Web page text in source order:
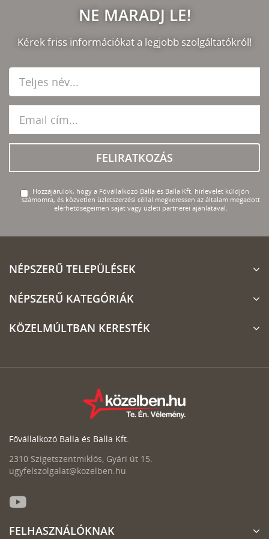
NE MARADJ LE!
Kérek friss információkat a legjobb szolgáltatókról!
FELIRATKOZÁS
Hozzájárulok, hogy a Fővállalkozó Balla és Balla Kft. hírlevelet küldjön
számomra, és közvetlen üzletszerzési céllal megkeressen az általam megadott
elérhetőségeimen saját vagy üzleti partnerei ajánlatával.
NÉPSZERŰ TELEPÜLÉSEK
NÉPSZERŰ KATEGÓRIÁK
KÖZELMÚLTBAN KERESTÉK
Fővállalkozó Balla és Balla Kft.
2310 Szigetszentmiklós, Gyári út 15.
ugyfelszolgalat@kozelben.hu
FELHASZNÁLÓKNAK